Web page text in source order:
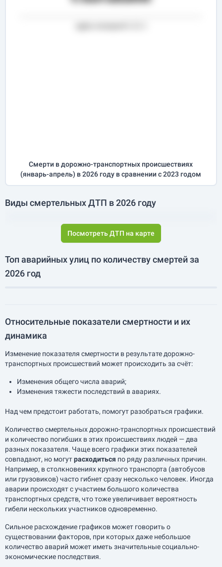
Смерти в дорожно-транспортных происшествиях
(январь-апрель) в 2026 году в сравнении с 2023 годом
Виды смертельных ДТП в 2026 году
Посмотреть ДТП на карте
Топ аварийных улиц по количеству смертей за
2026 год
Относительные показатели смертности и их
динамика
Изменение показателя смертности в результате дорожно-
транспортных происшествий может происходить за счёт:
Изменения общего числа аварий;
Изменения тяжести последствий в авариях.
Над чем предстоит работать, помогут разобраться графики.
Количество смертельных дорожно-транспортных происшествий
и количество погибших в этих происшествиях людей — два
разных показателя. Чаще всего графики этих показателей
совпадают, но могутрасходиться по ряду различных причин.
Например, в столкновениях крупного транспорта (автобусов
или грузовиков) часто гибнет сразу несколько человек. Иногда
аварии происходят с участием большого количества
транспортных средств, что тоже увеличивает вероятность
гибели нескольких участников одновременно.
Сильное расхождение графиков может говорить о
существовании факторов, при которых даже небольшое
количество аварий может иметь значительные социально-
экономические последствия.